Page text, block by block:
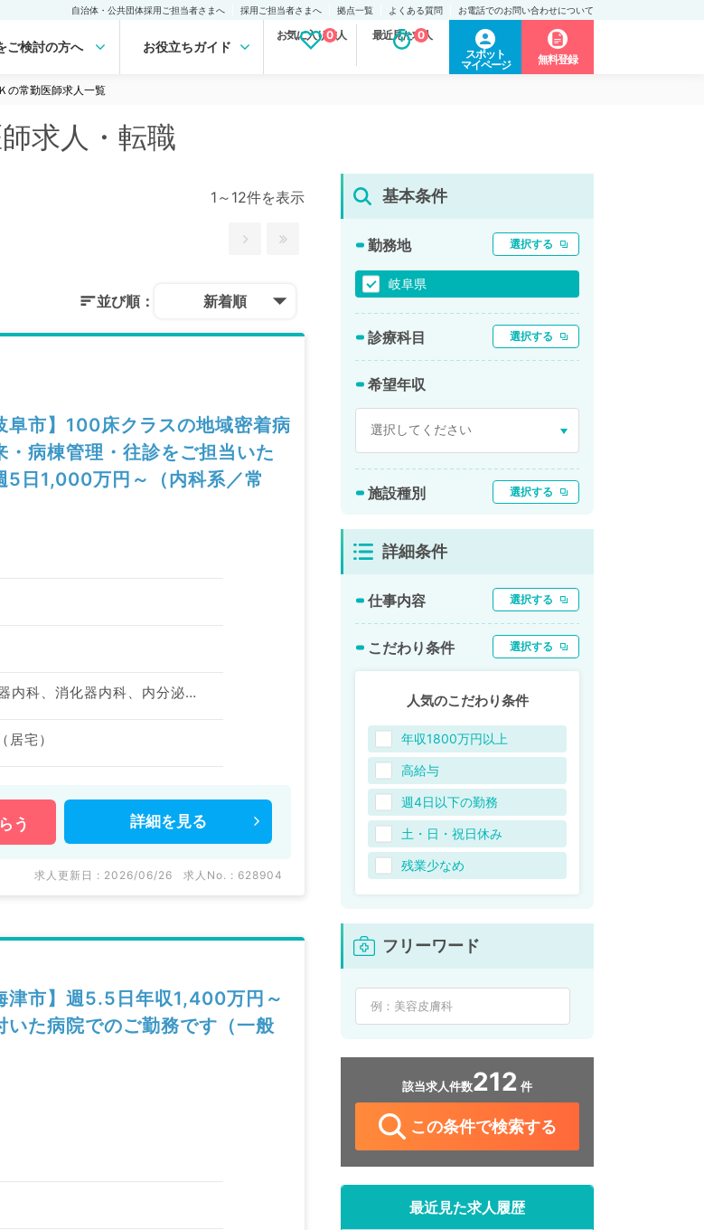
自治体・公共団体採用ご担当者さまへ 採用ご担当者さまへ 拠点一覧 よくある質問 お電話でのお問い合わせについて
ご検討の方へ お役立ちガイド
お気に入り求人
0 最近見た求人
0
スポット
マイページ
無料登録
の常勤医師求人一覧
求人・転職
1～12件を表示
並び順： 新着順
阜市】100床クラスの地域密着病
病棟管理・往診をご担当いた
5日1,000万円～（内科系／常
神経内科、一般内科、循環器内科、呼吸器内科、消化器内科、内分泌・代謝内科、腎臓内科、老年内科、消化器外科
宅）
う 詳細を 見る
求人更新日 : 2026/06/26 求人No. : 628904
津市】週5.5日年収1,400万円～
た病院でのご勤務です（一般
基本条件
勤務地 選択する
岐阜県
診療科目 選択する
希望年収
施設種別 選択する
詳細条件
仕事内容 選択する
こだわり条件 選択する
人気のこだわり条件
年収1800万円以上
高給与
週4日以下の勤務
土・日・祝日休み
残業少なめ
フリーワード
該当求人件数212 件
この条件で検索する
最近見た求人履歴